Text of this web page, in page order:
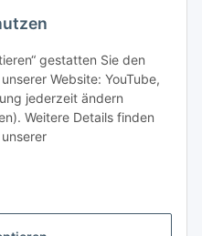
gestatten Sie den
Website: YouTube,
jederzeit ändern
Weitere Details finden